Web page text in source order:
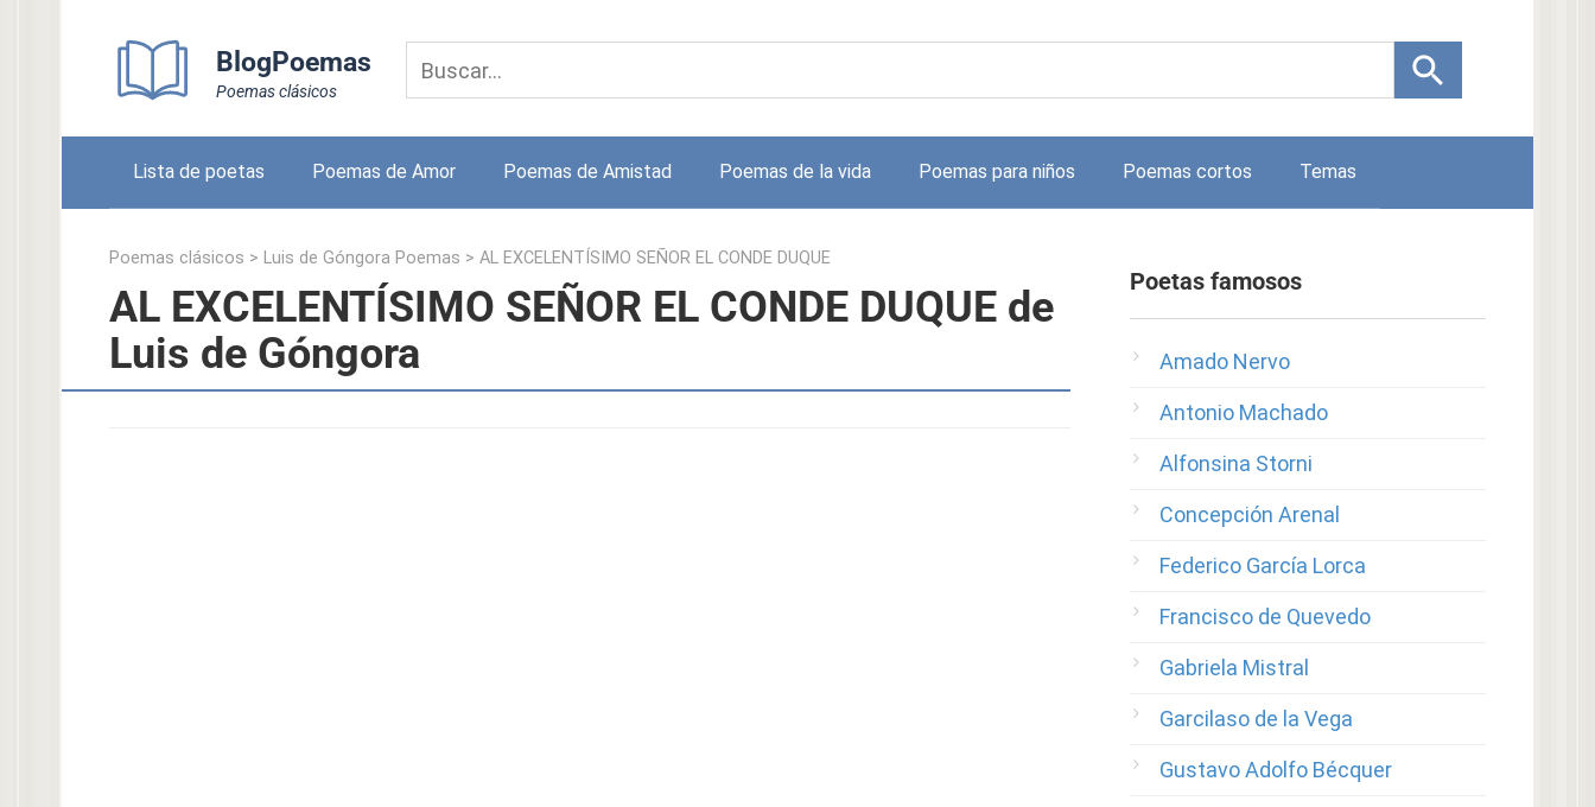
BlogPoemas
Poemas clásicos
Lista de poetas Poemas de Amor Poemas de Amistad Poemas de la vida Poemas para niños Poemas cortos Temas
Poemas clásicos > Luis de Góngora Poemas > AL EXCELENTÍSIMO SEÑOR EL CONDE DUQUE
AL EXCELENTÍSIMO SEÑOR EL CONDE DUQUE de
Luis de Góngora
Poetas famosos
Amado Nervo
Antonio Machado
Alfonsina Storni
Concepción Arenal
Federico García Lorca
Francisco de Quevedo
Gabriela Mistral
Garcilaso de la Vega
Gustavo Adolfo Bécquer